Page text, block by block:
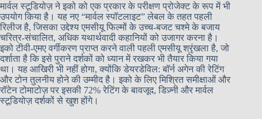
मार्वल स्टूडियोज़ ने इको को एक प्रकार के परीक्षण प्रोजेक्ट के रूप में भी
उपयोग किया है। यह नए “मार्वल स्पॉटलाइट” लेबल के तहत पहली
रिलीज है, जिसका उद्देश्य एमसीयू फिल्मों के उच्च-बजट चश्मे के बजाय
चरित्र-संचालित, अधिक यथार्थवादी कहानियों को उजागर करना है।
इको टीवी-एमए वर्गीकरण प्राप्त करने वाली पहली एमसीयू श्रृंखला है, जो
दर्शाता है कि इसे पुराने दर्शकों को ध्यान में रखकर भी तैयार किया गया
था। यह आखिरी भी नहीं होगा, क्योंकि डेयरडेविल: बॉर्न अगेन की रेटिंग
और टोन तुलनीय होने की उम्मीद है। इको के लिए मिश्रित समीक्षाओं और
रॉटेन टोमाटोज़ पर इसकी 72% रेटिंग के बावजूद, डिज़्नी और मार्वल
स्टूडियोज़ दर्शकों से खुश होंगे।